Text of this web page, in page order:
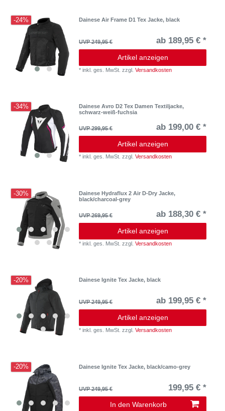
-24% Dainese Air Frame D1 Tex Jacke, black
UVP 249,95 € ab 189,95 € *
Artikel anzeigen
*inkl. ges. MwSt. zzgl.Versandkosten
-34%
Dainese Avro D2 Tex Damen Textiljacke,
schwarz-weiß-fuchsia
UVP 299,95 € ab 199,00 € *
Artikel anzeigen
*inkl. ges. MwSt. zzgl.Versandkosten
-30%
Dainese Hydraflux 2 Air D-Dry Jacke,
black/charcoal-grey
UVP 269,95 € ab 188,30 € *
Artikel anzeigen
*inkl. ges. MwSt. zzgl.Versandkosten
-20% Dainese Ignite Tex Jacke, black
UVP 249,95 € ab 199,95 € *
Artikel anzeigen
*inkl. ges. MwSt. zzgl.Versandkosten
-20% Dainese Ignite Tex Jacke, black/camo-grey
UVP 249,95 € 199,95 € *
In den Warenkorb